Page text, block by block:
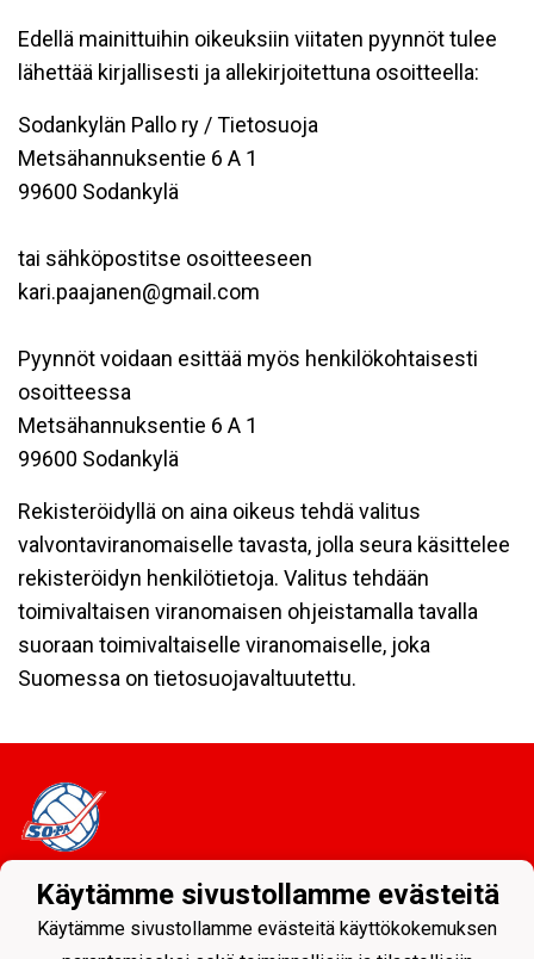
Edellä mainittuihin oikeuksiin viitaten pyynnöt tulee
lähettää kirjallisesti ja allekirjoitettuna osoitteella:
Sodankylän Pallo ry / Tietosuoja
Metsähannuksentie 6 A 1
99600 Sodankylä
tai sähköpostitse osoitteeseen
kari.paajanen@gmail.com
Pyynnöt voidaan esittää myös henkilökohtaisesti
osoitteessa
Metsähannuksentie 6 A 1
99600 Sodankylä
Rekisteröidyllä on aina oikeus tehdä valitus
valvontaviranomaiselle tavasta, jolla seura käsittelee
rekisteröidyn henkilötietoja. Valitus tehdään
toimivaltaisen viranomaisen ohjeistamalla tavalla
suoraan toimivaltaiselle viranomaiselle, joka
Suomessa on tietosuojavaltuutettu.
Tietosuojaseloste
Käytämme sivustollamme evästeitä
Käytämme sivustollamme evästeitä käyttökokemuksen